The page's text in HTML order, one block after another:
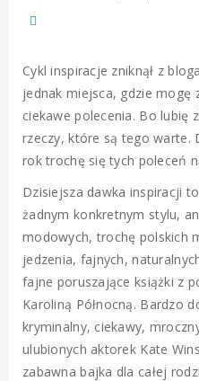
Cykl inspiracje zniknął z
jednak miejsca, gdzie mogę
ciekawe polecenia. Bo lubię
rzeczy, które są tego warte.
rok trochę się tych poleceń
Dzisiejsza dawka inspiracji
żadnym konkretnym stylu,
modowych, trochę polskich
jedzenia, fajnych,
fajne poruszające książki z
Karoliną Północną. Bardzo
kryminalny, ciekawy,
ulubionych aktorek Kate
zabawna bajka dla całej